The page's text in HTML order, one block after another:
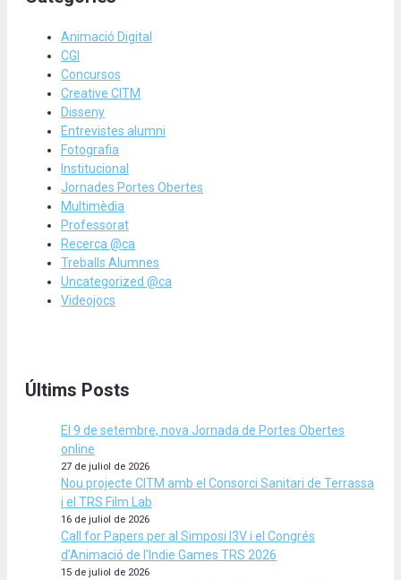
Animació Digital
CGI
Concursos
Creative CITM
Disseny
Entrevistes alumni
Fotografia
Institucional
Jornades Portes Obertes
Multimèdia
Professorat
Recerca @ca
Treballs Alumnes
Uncategorized @ca
Videojocs
Últims Posts
El 9 de setembre, nova Jornada de Portes Obertes
online
27 de juliol de 2026
Nou projecte CITM amb el Consorci Sanitari de Terrassa
i el TRS Film Lab
16 de juliol de 2026
Call for Papers per al Simposi I3V i el Congrés
d’Animació de l’Indie Games TRS 2026
15 de juliol de 2026